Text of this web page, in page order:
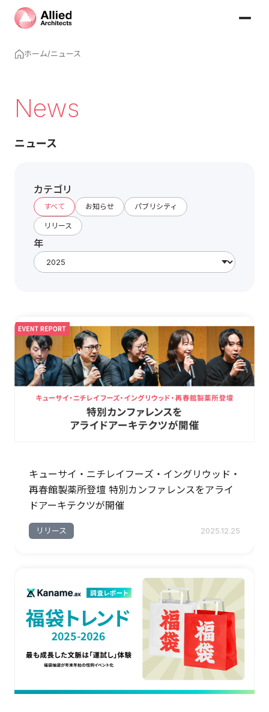
ホーム/ニュース
News
ニュース
カテゴリ
すべて お知らせ パブリシティ
リリース
年
キューサイ・ニチレイフーズ・イングリウッド・
再春館製薬所登壇 特別カンファレンスをアライ
ドアーキテクツが開催
リリース 2025.12.25